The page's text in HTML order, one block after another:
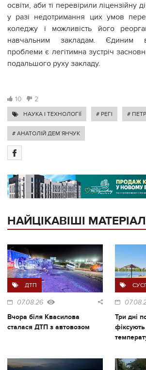
освіти, аби ті перевірили ліцензійну
у разі недотримання цих умов
коледжу і можливість його
навчальним закладам. Єдиним
проблеми є легітимна зустріч
подальшого руху закладу.
10 2
НАУКА І ТЕХНОЛОГІЇ # РЕГІ #
# АНАТОЛІЙ ДЕМ`ЯНЧУК
НАЙЦІКАВІШІ
ДТП
07.08.26
Вчора біля Квасилова
сталася ДТП з автовозом
Три дні